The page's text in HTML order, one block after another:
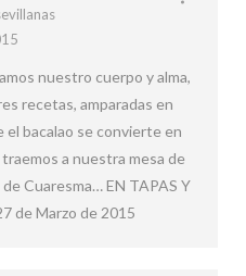
nuestro cuerpo y alma,
recetas, amparadas en
bacalao se convierte en
a nuestra mesa de
Cuaresma… EN TAPAS Y
de Marzo de 2015